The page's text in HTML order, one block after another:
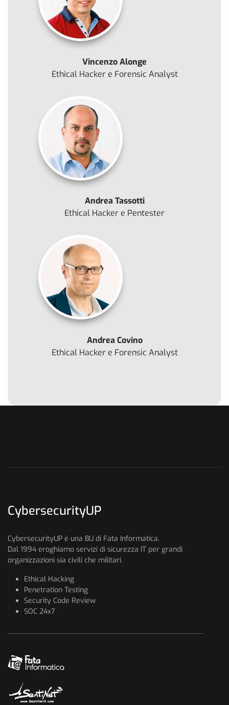
Vincenzo Alonge
Ethical Hacker e Forensic Analyst
Andrea Tassotti
Ethical Hacker e Pentester
Andrea Covino
Ethical Hacker e Forensic Analyst
CybersecurityUP
CybersecurityUP è una BU di Fata Informatica.
Dal 1994 eroghiamo servizi di sicurezza IT per grandi
organizzazioni sia civili che militari.
Ethical Hacking
Penetration Testing
Security Code Review
SOC 24x7